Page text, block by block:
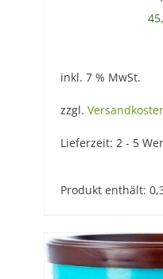
inkl. 7 % MwSt.
zzgl.
Lieferzeit: 2 - 5
Produkt enthält: